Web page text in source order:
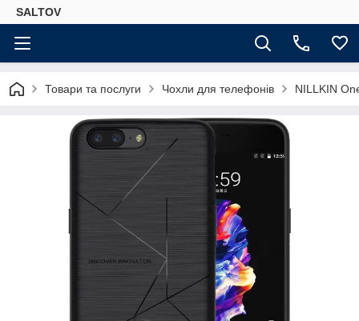
SALTOV
Товари та послуги Чохли для телефонів NILLKIN